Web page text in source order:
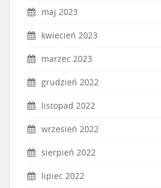
maj 2023
kwiecień 2023
marzec 2023
grudzień 2022
listopad 2022
wrzesień 2022
sierpień 2022
lipiec 2022